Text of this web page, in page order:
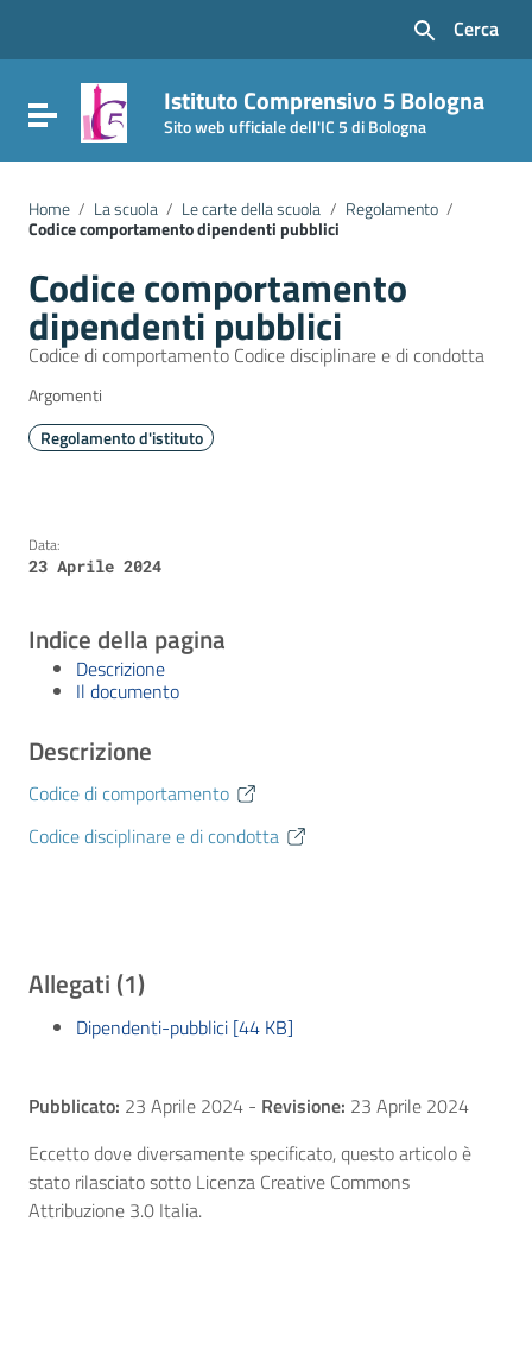
Vai al footer
Cerca
Attiva / disattiva la navigazione
Istituto Comprensivo 5 Bologna
Sito web ufficiale dell'IC 5 di Bologna
Home / La scuola / Le carte della scuola / Regolamento /
Codice comportamento dipendenti pubblici
Codice comportamento
dipendenti pubblici
Codice di comportamento Codice disciplinare e di condotta
Argomenti
Regolamento d'istituto
Data:
23 Aprile 2024
Indice della pagina
Descrizione
Il documento
Descrizione
Codice di comportamento
Codice disciplinare e di condotta
Allegati (1)
Dipendenti-pubblici [44 KB]
Pubblicato: 23 Aprile 2024 - Revisione: 23 Aprile 2024
Eccetto dove diversamente specificato, questo articolo è
stato rilasciato sotto Licenza Creative Commons
Attribuzione 3.0 Italia.